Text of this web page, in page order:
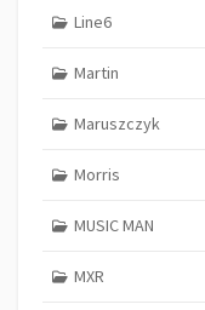
Line6
Martin
Maruszczyk
Morris
MUSIC MAN
MXR